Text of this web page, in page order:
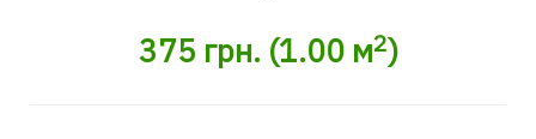
375 грн. (1.00м2)